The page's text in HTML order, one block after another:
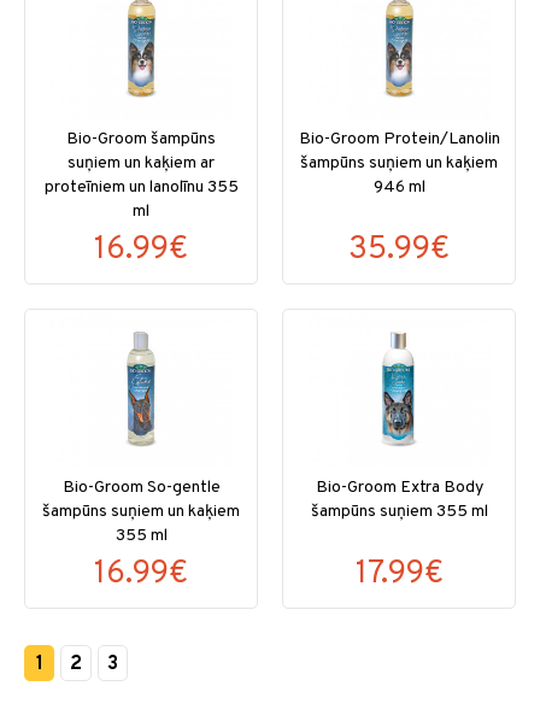
Bio-Groom šampūns
suņiem un kaķiem ar
proteīniem un lanolīnu 355
ml
16.99€
Bio-Groom Protein/Lanolin
šampūns suņiem un kaķiem
946 ml
35.99€
Bio-Groom So-gentle
šampūns suņiem un kaķiem
355 ml
16.99€
Bio-Groom Extra Body
šampūns suņiem 355 ml
17.99€
1 2 3